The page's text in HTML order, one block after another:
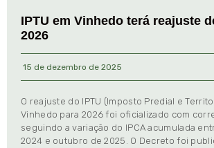
IPTU em Vinhedo terá reajuste
2026
15 de dezembro de 2025
O reajuste do IPTU (Imposto Predial e
Vinhedo para 2026 foi oficializado com
seguindo a variação do IPCA acumulada
2024 e outubro de 2025. O Decreto foi